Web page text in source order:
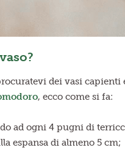
dei vasi
, ecco come si fa:
ad ogni 4 pugni di
espansa di almeno 5 cm;